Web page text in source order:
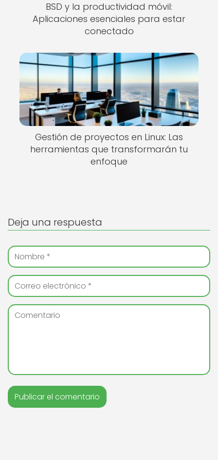
BSD y la productividad móvil:
Aplicaciones esenciales para estar
conectado
Gestión de proyectos en Linux: Las
herramientas que transformarán tu
enfoque
Deja una respuesta